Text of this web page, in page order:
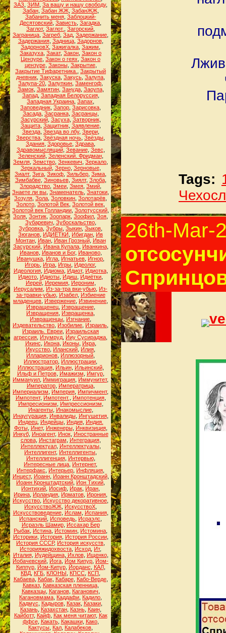
ЗАЗ ЗИМ За вашу и нашу свободу,
Забан, Забан ЖЖ, ЗабанЖЖ,
Забанить меня, Заблоцкий-
Десятовский Зависть Загадка
Заглот, Заглот. Загорский
Заграница Загреб Зад Задержание
Задержания, Задница, Задорнов,
ЗадорновХ Зажигалка Зажим
Заказуха Закат, Закон Закон о
Цензуре Закон о геях Закон о
цензуре, Законы, Закрытие,
Закрытие Тифаретника.
Закрытый
дневник Закуска Закусь Залупа
Залупа-20 Залупкин Заменгоф
Замок, Замятин, Зануда, Заоупа,
Запад, Западная Белоруссия,
Западная Украина Запах
Заповедник Запор Зарисовка
Засада, Засранка, Засранцы,
Засурский, Засуха, Затворник,
Защита, Защитник, Заявление,
Звезда, Звезда во лбу, Звери,
Зверства Звёздная ночь Звёзды
Здания Здоровье Здрава
Здравомыслящий, Зевание, Зевс
Зеленский, Зеленский. Фридман,
Земля Земство Зенкевич Зеркало
Зеркальный, Зерно, Зерновые,
Зиалт, Зига Зикоф Зильбер Зима
Зимбабве, Зиновьев, Зиялт, Злоба,
Злорадство Змеи Змея Змий
Знаете ли вы Знаменатель Знатоки
Зозуля Зола Золовкин Золотарёв
Золото Золотой Век Золотой век
Золотой век Голландии Золотусский
Золя Зонтик Зоопарк Зоофил Зоя
Зубаревич Зубоскальство,
Зубровка Зубры Зыкин Зыков
Зюганов ИДИЁТКИ Ибигдан Ив
Монтан, Иван, Иван Грозный, Иван
Засурский, Ивана Купала, Иванкина,
Иванов, Иванов и Бог, Иваново,
Иванушка Игла Игнатьев Игнор
Игорь Игра Игры Идеолог,
Идеология, Идиома, Идиот, Идиотка,
Идиото Идиоты Идиш Идиётки
Иерей, Иеремия, Иероним
Иерусалим
Из-за-тра вки-убью Из-
за-травки-убью, Изабел, Избиение
младенцев Извержение Извинение
Извращенец, Извращение,
Извращения Извращенка
Извращенцы Изгнание
Издевательство Изобилие Израиль
Израиль. Евреи Израильская
агрессия Изумруд Ииу Сусираджа
Икинс
Икона, Иконы, Икра,
Икусство Иланский Илия
Илларионов Иллюзорный
Иллюстратор Иллюстрации
Иллюстрация, Ильин, Ильинский,
Ильф и Петров, Имажизм Имгур,
Иммануил Иммиграция Иммунитет,
Император, Императрица,
Империализм
Империя Импичмент,
Импотент, Импотент. Импотенция,
Импресионизм
Импрессионизм
Инагенты, Инакомыслие,
Инаугурация, Инвалиды, Ингушетия,
Индеец, Индейцы, Индия, Индия.
Фоты, Инет, Инженеры, Инквизиция,
Инкуб, Иноагент, Инок, Иностранные
слова, Инстаграм Интеграция,
Интеллектуал, Интеллектуалы,
Интеллигент, Интеллигенты
Интеллигенция, Интервью,
Интересные лица Интернет,
Интерфакс
Интерьер Инфляция
Инцест, Иоанн, Иоанн Кронштадский,
Иоанн Кронштадтский Ион Тихий
Ионтихий Иосиф Ирак Иран
Ирина Ирландия Ирматов Ирония
Искусство Искусство декоративное
ИскусствоЖЖ ИскусствоХ
Искусствоведение, Ислам Испания,
Испанский Исповедь Исраэлс
Исраэль Шамир, Иссахар Бер
Рыбак Истина Истомин Истомина
Историки, История, История России,
История СССР, История искусств
Историяжидохвоста Исход Ит,
Италия, Иудейщина, Ихлов, Ищенко,
Йобачевский Йога Йом Кипур Йом-
Киппур, Йом-Кипур, Йорданс КАЛ,
КВД КГБ КЛОНЫ КПСС КСП
Кабаева, Кабак, Кабаре, Кабо-Верде,
Кавказ, Кавказская пленница,
Кавказцы, Каганов, Каганович
Кагановмама Каддафи Кадило
Кадмус
Кадыров, Казак, Казаки,
Казань, Казахстан, Казнь, Каин,
Кайботт, Кайф, Как меня читают, Как
ффсе, Какать, Какашки, Како,
Кактусы Кал Калабеков
Tags:
26th-Mar-